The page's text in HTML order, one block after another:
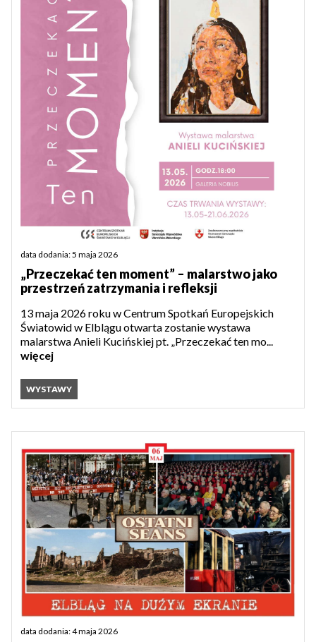
data dodania: 5 maja 2026
„Przeczekać ten moment” – malarstwo jako
przestrzeń zatrzymania i refleksji
13 maja 2026 roku w Centrum Spotkań Europejskich
Światowid w Elblągu otwarta zostanie wystawa
malarstwa Anieli Kucińskiej pt. „Przeczekać ten mo...
więcej
WYSTAWY
data dodania: 4 maja 2026